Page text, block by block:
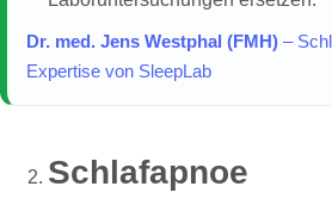
Dr. med. Jens Westphal (FMH) –
Expertise von SleepLab
Schlafapnoe